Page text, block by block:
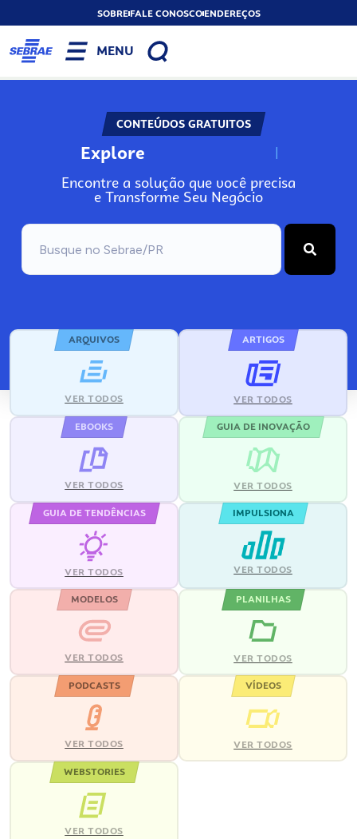
SOBREFALE CONOSCOENDEREÇOS
MENU
CONTEÚDOS GRATUITOS
Explore N
Encontre a solução que você precisa
e Transforme Seu Negócio
ARQUIVOS
VER TODOS
ARTIGOS
VER TODOS
EBOOKS
VER TODOS
GUIA DE INOVAÇÃO
VER TODOS
GUIA DE TENDÊNCIAS
VER TODOS
IMPULSIONA
VER TODOS
MODELOS
VER TODOS
PLANILHAS
VER TODOS
PODCASTS
VER TODOS
VÍDEOS
VER TODOS
WEBSTORIES
VER TODOS